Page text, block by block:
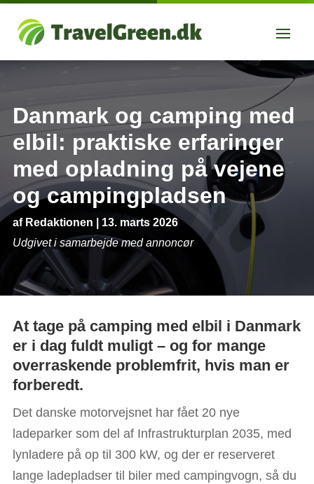
Danmark og camping med
elbil: praktiske erfaringer
med opladning på vejene
og campingpladsen
af Redaktionen
13. marts 2026
Udgivet i samarbejde med annoncør
At tage på camping med elbil i Danmark
er i dag fuldt muligt – og for mange
overraskende problemfrit, hvis man er
forberedt.
Det danske motorvejsnet har fået 20 nye
ladeparker som del af Infrastrukturplan 2035, med
lynladere på op til 300 kW, og der er reserveret
lange ladepladser til biler med campingvogn, så du